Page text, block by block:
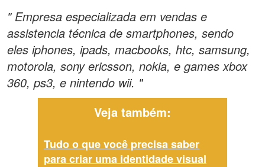
" Empresa especializada em vendas e
assistencia técnica de smartphones, sendo
eles iphones, ipads, macbooks, htc, samsung,
motorola, sony ericsson, nokia, e games xbox
360, ps3, e nintendo wii. "
Veja também:
Tudo o que você precisa saber
para criar uma identidade visual